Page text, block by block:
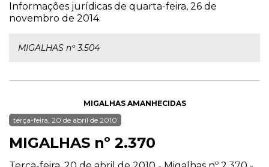
Informações jurídicas de quarta-feira, 26 de
novembro de 2014.
MIGALHAS nº 3.504
MIGALHAS AMANHECIDAS
terça-feira, 20 de abril de 2010
MIGALHAS nº 2.370